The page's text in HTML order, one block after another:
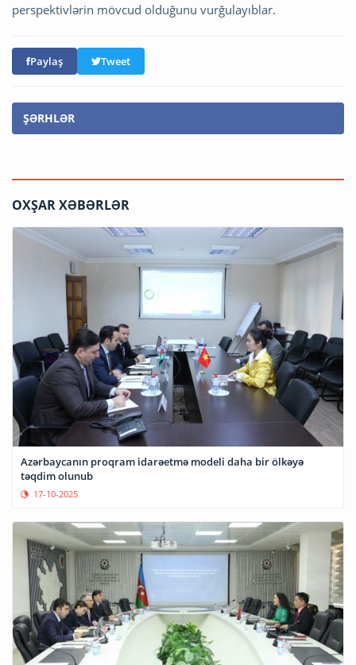
perspektivlərin mövcud olduğunu vurğulayıblar.
Paylaş Tweet
ŞƏRHLƏR
OXŞAR XƏBƏRLƏR
Azərbaycanın proqram idarəetmə modeli daha bir ölkəyə
təqdim olunub
17-10-2025